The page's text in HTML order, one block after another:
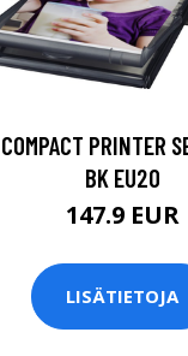
PRINTER
BK EU20
147.9 EUR
LISÄTIETOJA